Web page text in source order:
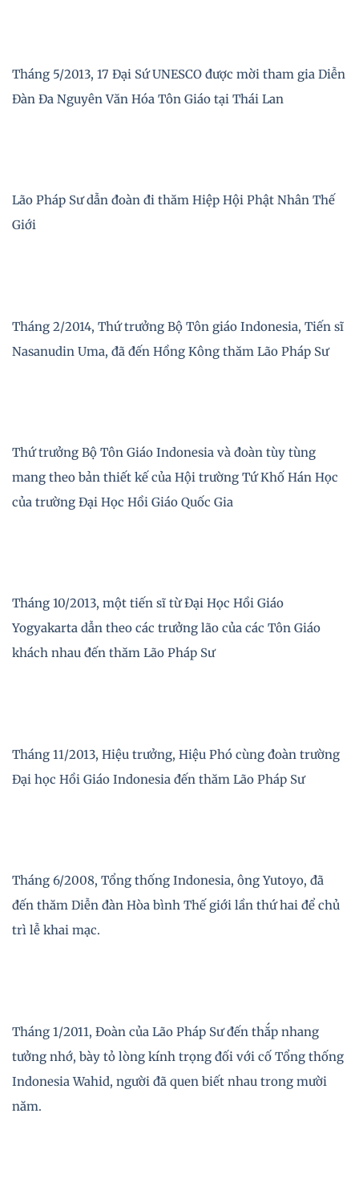
Tháng 5/2013, 17 Đại Sứ UNESCO được mời tham gia Diễn
Đàn Đa Nguyên Văn Hóa Tôn Giáo tại Thái Lan
Lão Pháp Sư dẫn đoàn đi thăm Hiệp Hội Phật Nhân Thế
Giới
Tháng 2/2014, Thứ trưởng Bộ Tôn giáo Indonesia, Tiến sĩ
Nasanudin Uma, đã đến Hồng Kông thăm Lão Pháp Sư
Thứ trưởng Bộ Tôn Giáo Indonesia và đoàn tùy tùng
mang theo bản thiết kế của Hội trường Tứ Khố Hán Học
của trường Đại Học Hồi Giáo Quốc Gia
Tháng 10/2013, một tiến sĩ từ Đại Học Hồi Giáo
Yogyakarta dẫn theo các trưởng lão của các Tôn Giáo
khách nhau đến thăm Lão Pháp Sư
Tháng 11/2013, Hiệu trưởng, Hiệu Phó cùng đoàn trường
Đại học Hồi Giáo Indonesia đến thăm Lão Pháp Sư
Tháng 6/2008, Tổng thống Indonesia, ông Yutoyo, đã
đến thăm Diễn đàn Hòa bình Thế giới lần thứ hai để chủ
trì lễ khai mạc.
Tháng 1/2011, Đoàn của Lão Pháp Sư đến thắp nhang
tưởng nhớ, bày tỏ lòng kính trọng đối với cố Tổng thống
Indonesia Wahid, người đã quen biết nhau trong mười
năm.